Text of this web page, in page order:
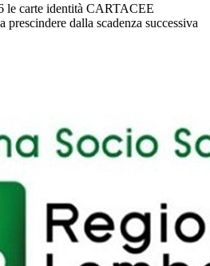
le carte identità CARTACEE
prescindere dalla scadenza successiva